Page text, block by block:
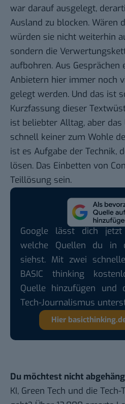
war darauf ausgelegt,
Ausland zu blocken. Wären
würden sie nicht weiterhin
sondern die
aufbohren. Aus Gesprächen
Anbietern hier immer noch
gelegt werden. Und das ist
Kurzfassung dieser
ist beliebter Alltag, aber
schnell keiner zum Wohle
ist es Aufgabe der Technik,
lösen. Das Einbetten von
Teillösung sein.
Google lässt dich
welche Quellen du in
siehst. Mit zwei
BASIC thinking
Quelle hinzufügen und
Tech-Journalismus
Hier
Du möchtest nicht
KI, Green Tech und die